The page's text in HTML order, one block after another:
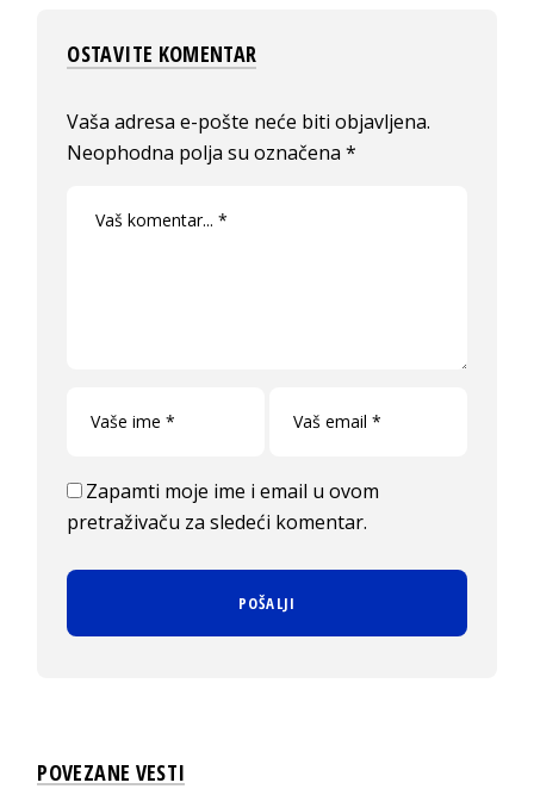
OSTAVITE KOMENTAR
Vaša adresa e-pošte neće biti objavljena.
Neophodna polja su označena*
Zapamti moje ime i email u ovom
pretraživaču za sledeći komentar.
POVEZANE VESTI